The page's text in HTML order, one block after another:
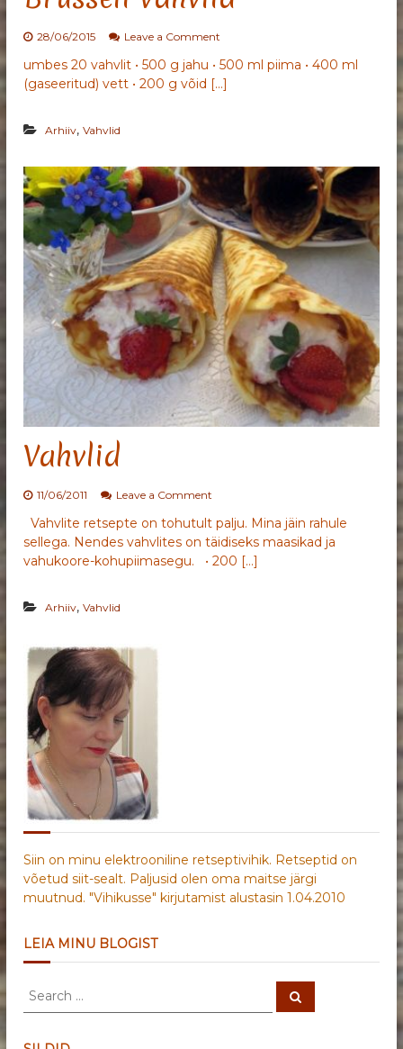
28/06/2015 Leave a Comment
B
r
l
a
h
v
l
i
d
umbes 20 vahvlit • 500 g jahu • 500 ml piima • 400 ml
(gaseeritud) vett • 200 g võid […]
Arhiiv,Vahvlid
Vahvlid
11/06/2011 Leave a Comment
V
a
h
Vahvlite retsepte on tohutult palju. Mina jäin rahule
sellega. Nendes vahvlites on täidiseks maasikad ja
vahukoore-kohupiimasegu. • 200 […]
Arhiiv,Vahvlid
Siin on minu elektrooniline retseptivihik. Retseptid on
võetud siit-sealt. Paljusid olen oma maitse järgi
muutnud. "Vihikusse" kirjutamist alustasin 1.04.2010
LEIA MINU BLOGIST
S
r
S
e